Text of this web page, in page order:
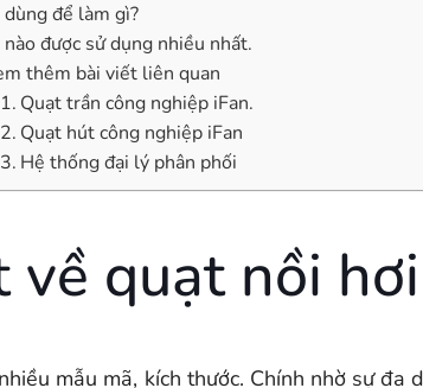
để làm gì?
được sử dụng nhiều nhất.
thêm bài viết liên quan
Quạt trần công nghiệp iFan.
Quạt hút công nghiệp iFan
Hệ thống đại lý phân phối
quạt nồi hơi
mẫu mã, kích thước. Chính nhờ sự